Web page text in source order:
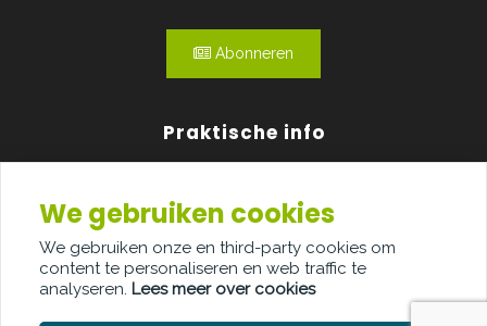
Abonneren
Praktische info
Over ons
Adverteren
Contact
We gebruiken cookies
We gebruiken onze en third-party cookies om
content te personaliseren en web traffic te
analyseren. Lees meer over cookies